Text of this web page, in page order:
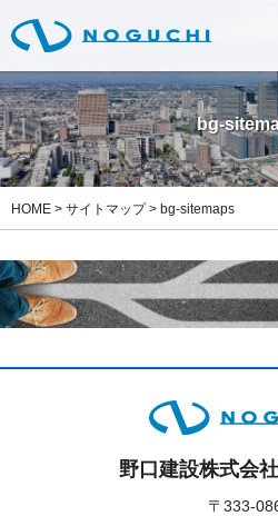
bg-
HOME > サイトマップ> bg-sitemaps
野口建設株式会
〒333-